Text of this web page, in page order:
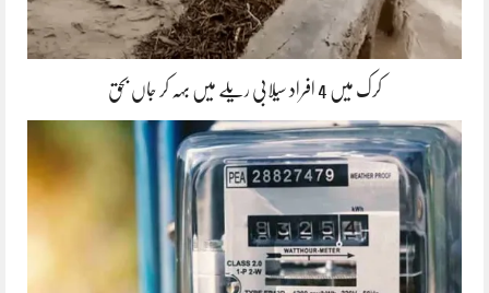
کرک میں 4 افراد سیلابی ریلے میں بہہ کر جاں بحق